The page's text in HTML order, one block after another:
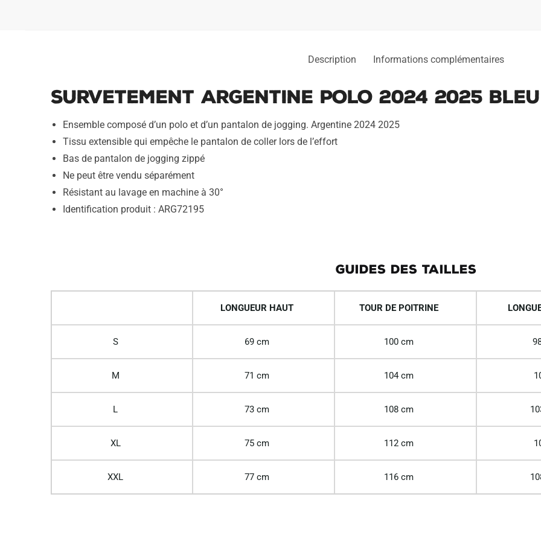
Description Informations complémentaires
Survetement Argentine Polo 2024 2025
Ensemble composé d’un polo et d’un pantalon de jogging. Argentine 2024 2025
Tissu extensible qui empêche le pantalon de coller lors de l’effort
Bas de pantalon de jogging zippé
Ne peut être vendu séparément
Résistant au lavage en machine à 30°
Identification produit : ARG72195
GUIDES DES TAILLES
LONGUEUR HAUT TOUR DE POITRINE
S 69 cm 100 cm
M 71 cm 104 cm
L 73 cm 108 cm
XL 75 cm 112 cm
XXL 77 cm 116 cm